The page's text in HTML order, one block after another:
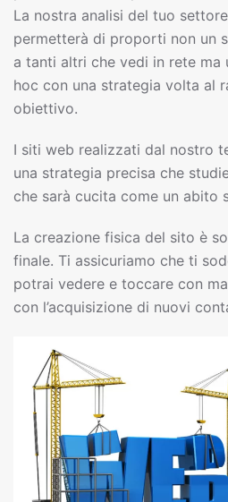
La nostra analisi del tuo
permetterà di proporti non un
a tanti altri che vedi in rete
hoc con una strategia volta al
obiettivo.
I siti web realizzati dal nostro
una strategia precisa che
che sarà cucita come un abito
La creazione fisica del sito è
finale. Ti assicuriamo che ti
potrai vedere e toccare con
con l’acquisizione di nuovi